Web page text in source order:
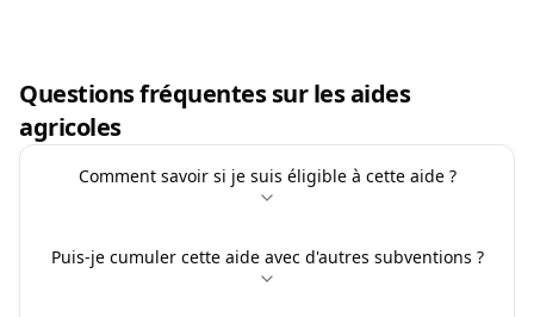
Questions fréquentes sur les aides
agricoles
Comment savoir si je suis éligible à cette aide ?
Puis-je cumuler cette aide avec d'autres subventions ?